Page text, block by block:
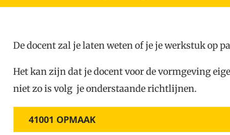
De docent zal je laten weten of je je werkstuk op
Het kan zijn dat je docent voor de vormgeving
niet zo is volg je onderstaande richtlijnen.
41001 OPMAAK